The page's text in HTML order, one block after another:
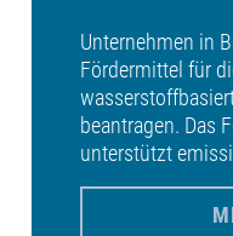
Unternehmen in
Fördermittel für
beantragen. Das
unterstützt